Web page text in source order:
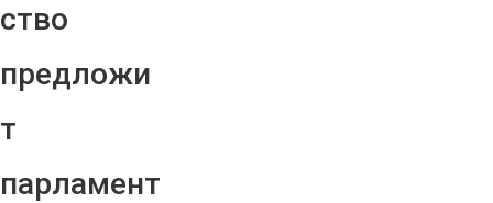
ство
предложи
т
парламент